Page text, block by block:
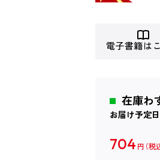
電子書籍は
在庫わ
お届け予定日
704 円